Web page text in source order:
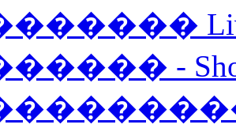
-